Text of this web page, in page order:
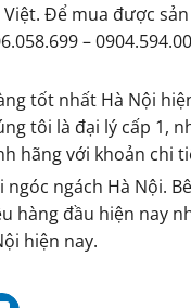
Để mua được
–
tốt nhất Hà Nội
tôi là đại lý cấp 1,
hãng với khoản chi
ngách Hà Nội.
đầu hiện nay
hiện nay.